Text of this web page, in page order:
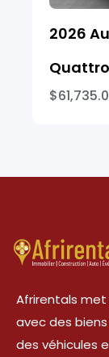
2026
Afrirentals
avec des
des véhicules